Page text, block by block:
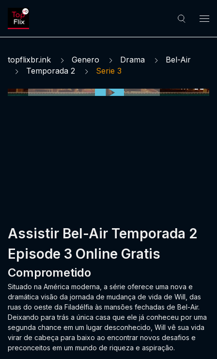
topflixbr.ink Genero Drama
Bel-Air
Temporada 2
Serie 3
Assistir Bel-Air Temporada 2
Episode 3 Online Gratis
Comprometido
Situado na América moderna, a série oferece uma nova e
dramática visão da jornada de mudança de vida de Will, das
ruas do oeste da Filadélfia às mansões fechadas de Bel-Air.
Deixando para trás a única casa que ele já conheceu por uma
segunda chance em um lugar desconhecido, Will vê sua vida
virar de cabeça para baixo ao encontrar novos desafios e
preconceitos em um mundo de riqueza e aspiração.